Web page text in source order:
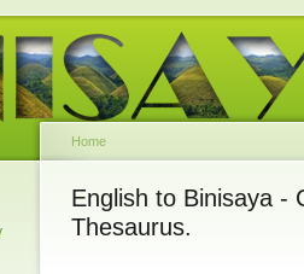
Home
English to Binisaya -
Thesaurus.